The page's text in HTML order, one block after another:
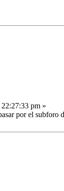
pm »
por el